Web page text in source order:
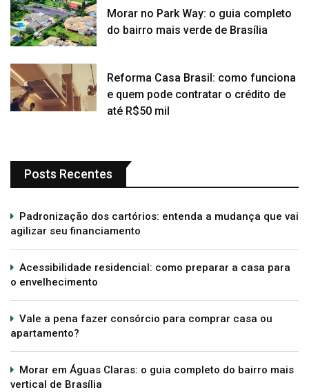
Morar no Park Way: o guia completo
do bairro mais verde de Brasília
Reforma Casa Brasil: como funciona
e quem pode contratar o crédito de
até R$50 mil
Posts Recentes
Padronização dos cartórios: entenda a mudança que vai
agilizar seu financiamento
Acessibilidade residencial: como preparar a casa para
o envelhecimento
Vale a pena fazer consórcio para comprar casa ou
apartamento?
Morar em Águas Claras: o guia completo do bairro mais
vertical de Brasília